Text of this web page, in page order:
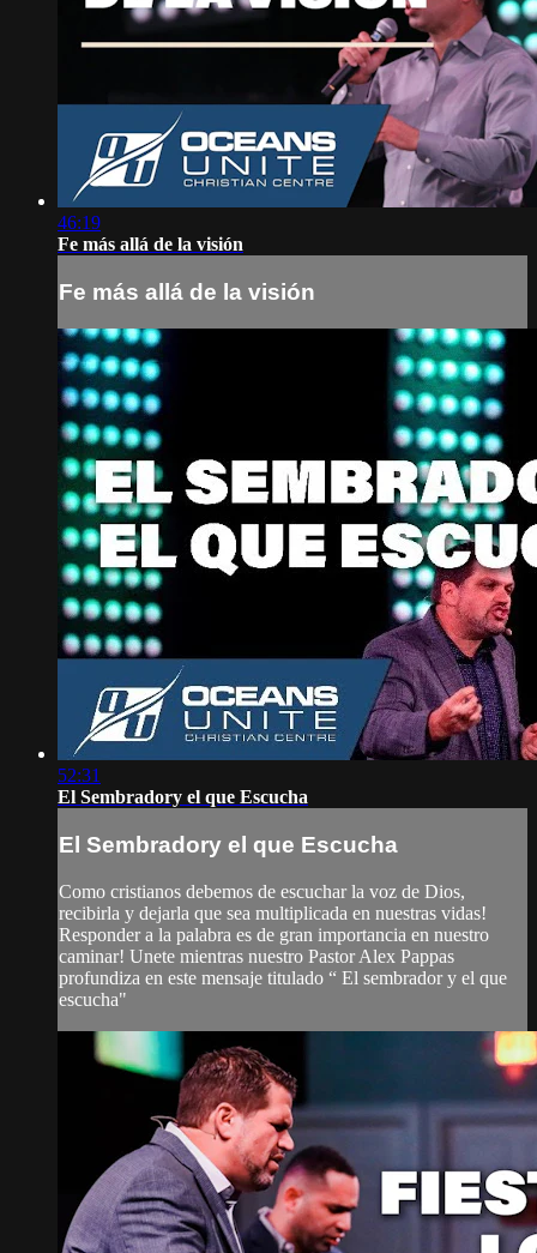
46:19
Fe más allá de la visión
Fe más allá de la visión
52:31
El Sembradory el que Escucha
El Sembradory el que Escucha
Como cristianos debemos de escuchar la voz de Dios,
recibirla y dejarla que sea multiplicada en nuestras vidas!
Responder a la palabra es de gran importancia en nuestro
caminar! Unete mientras nuestro Pastor Alex Pappas
profundiza en este mensaje titulado “ El sembrador y el que
escucha"